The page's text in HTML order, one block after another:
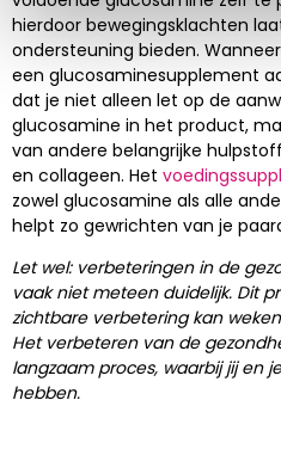
hierdoor bewegingsklachten
ondersteuning bieden.
een glucosaminesupplement
dat je niet alleen let op de
glucosamine in het product,
van andere belangrijke
en collageen. Het
zowel glucosamine als alle
helpt zo gewrichten van je
Let wel: verbeteringen in de
vaak niet meteen duidelijk. Dit
zichtbare verbetering kan
Het verbeteren van de
langzaam proces, waarbij jij en
hebben.